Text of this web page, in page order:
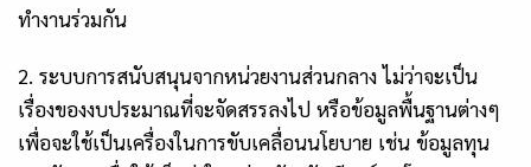
ทำงานร่วมกัน
2. ระบบการสนับสนุนจากหน่วยงานส่วนกลาง ไม่ว่าจะเป็น
เรื่องของงบประมาณที่จะจัดสรรลงไป หรือข้อมูลพื้นฐานต่างๆ
เพื่อจะใช้เป็นเครื่องในการขับเคลื่อนนโยบาย เช่น ข้อมูลทุน